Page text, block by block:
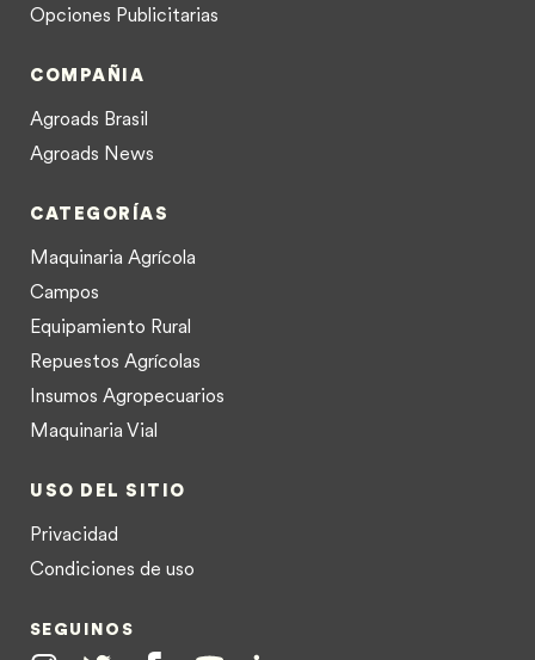
Opciones Publicitarias
COMPAÑIA
Agroads Brasil
Agroads News
CATEGORÍAS
Maquinaria Agrícola
Campos
Equipamiento Rural
Repuestos Agrícolas
Insumos Agropecuarios
Maquinaria Vial
USO DEL SITIO
Privacidad
Condiciones de uso
SEGUINOS